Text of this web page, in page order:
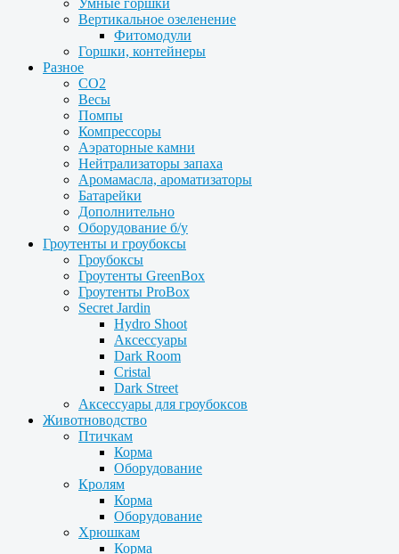
Умные горшки
Вертикальное озеленение
Фитомодули
Горшки, контейнеры
Разное
CO2
Весы
Помпы
Компрессоры
Аэраторные камни
Нейтрализаторы запаха
Аромамасла, ароматизаторы
Батарейки
Дополнительно
Оборудование б/у
Гроутенты и гроубоксы
Гроубоксы
Гроутенты GreenBox
Гроутенты ProBox
Secret Jardin
Hydro Shoot
Аксессуары
Dark Room
Cristal
Dark Street
Аксессуары для гроубоксов
Животноводство
Птичкам
Корма
Оборудование
Кролям
Корма
Оборудование
Хрюшкам
Корма